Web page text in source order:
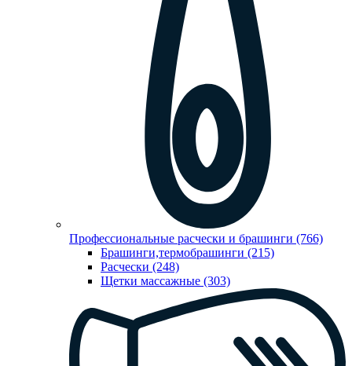
Профессиональные расчески и брашинги (766)
Брашинги,термобрашинги (215)
Расчески (248)
Щетки массажные (303)